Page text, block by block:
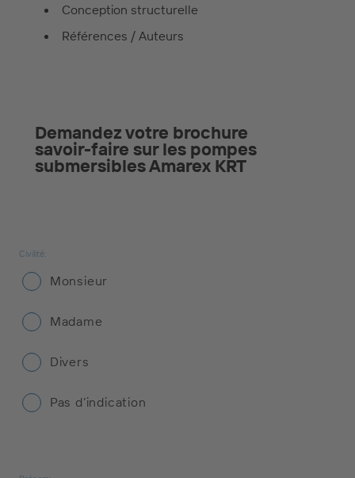
Conception structurelle
Références / Auteurs
Demandez votre brochure
savoir-faire sur les pompes
Civilité:
Monsieur
Madame
Divers
Pas d’indication